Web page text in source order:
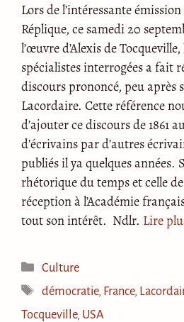
Lors de l’intéressante
Réplique, ce samedi 20
l’œuvre d’Alexis de
spécialistes interrogées a fait
discours prononcé, peu
Lacordaire. Cette référence
d’ajouter ce discours de 1861
d’écrivains par d’autres
publiés il ya quelques années.
rhétorique du temps et celle
réception à l’Académie
tout son intérêt. Ndlr. Lire
Catégories
Culture
Étiquettes
démocratie, France,
Tocqueville, USA